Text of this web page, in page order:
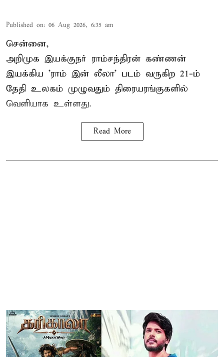
Published on: 06 Aug 2026, 6:35 am
சென்னை,
அறிமுக இயக்குநர் ராம்சந்திரன் கண்ணன்
இயக்கிய 'ராம் இன் லீலா' படம் வருகிற 21-ம்
தேதி உலகம் முழுவதும் திரையரங்குகளில்
வெளியாக உள்ளது.
Read More